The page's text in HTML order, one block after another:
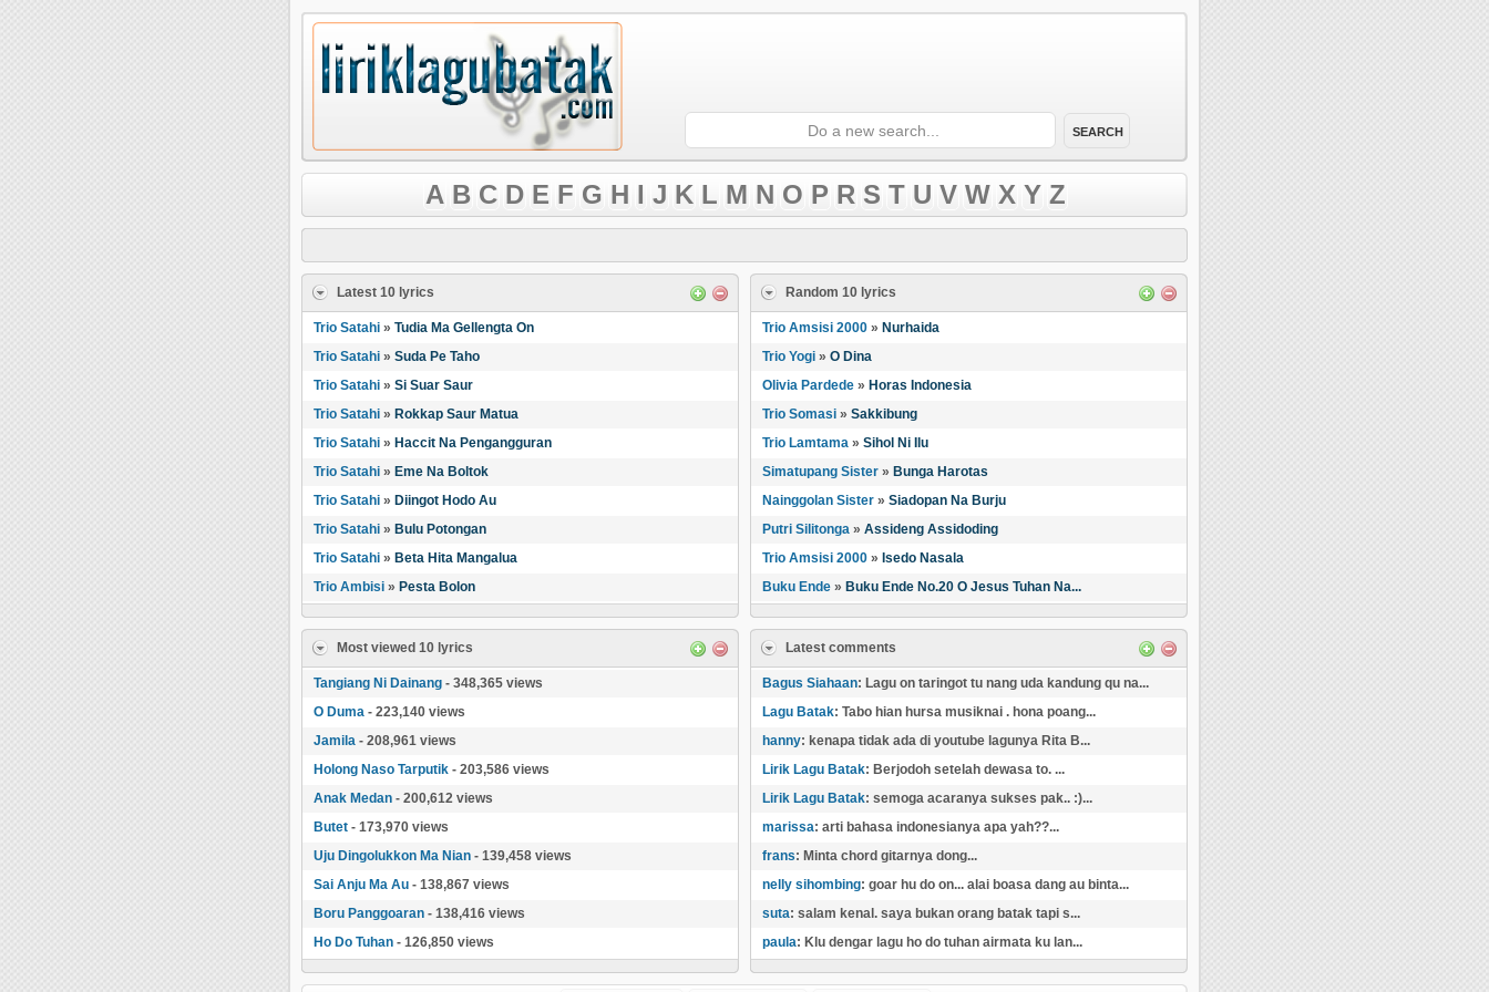
A B C D E F G H I J K L M N O P R S T U V W X Y Z
Latest 10 lyrics
Trio Satahi » Tudia Ma Gellengta On
Trio Satahi » Suda Pe Taho
Trio Satahi » Si Suar Saur
Trio Satahi » Rokkap Saur Matua
Trio Satahi » Haccit Na Pengangguran
Trio Satahi » Eme Na Boltok
Trio Satahi » Diingot Hodo Au
Trio Satahi » Bulu Potongan
Trio Satahi » Beta Hita Mangalua
Trio Ambisi » Pesta Bolon
Most viewed 10 lyrics
Tangiang Ni Dainang - 348,365 views
O Duma - 223,140 views
Jamila - 208,961 views
Holong Naso Tarputik - 203,586 views
Anak Medan - 200,612 views
Butet - 173,970 views
Uju Dingolukkon Ma Nian - 139,458 views
Sai Anju Ma Au - 138,867 views
Boru Panggoaran - 138,416 views
Ho Do Tuhan - 126,850 views
Random 10 lyrics
Trio Amsisi 2000 » Nurhaida
Trio Yogi » O Dina
Olivia Pardede » Horas Indonesia
Trio Somasi » Sakkibung
Trio Lamtama » Sihol Ni Ilu
Simatupang Sister » Bunga Harotas
Nainggolan Sister » Siadopan Na Burju
Putri Silitonga » Assideng Assidoding
Trio Amsisi 2000 » Isedo Nasala
Buku Ende » Buku Ende No.20 O Jesus Tuhan Na...
Latest comments
Bagus Siahaan: Lagu on taringot tu nang uda kandung qu na...
Lagu Batak: Tabo hian hursa musiknai . hona poang...
hanny: kenapa tidak ada di youtube lagunya Rita B...
Lirik Lagu Batak: Berjodoh setelah dewasa to. ...
Lirik Lagu Batak: semoga acaranya sukses pak.. :)...
marissa: arti bahasa indonesianya apa yah??...
frans: Minta chord gitarnya dong...
nelly sihombing: goar hu do on... alai boasa dang au binta...
suta: salam kenal. saya bukan orang batak tapi s...
paula: Klu dengar lagu ho do tuhan airmata ku lan...